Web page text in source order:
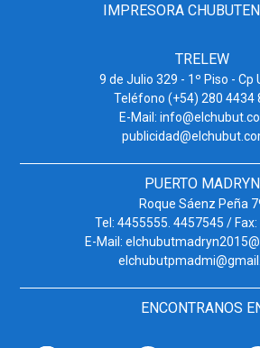
IMPRESORA
TRELEW
9 de Julio 329 - 1º Piso - Cp
Teléfono (+54) 280 4434
E-Mail:
PUERTO MADRYN
Roque Sáenz Peña
Tel: 4455555. 4457545 /
E-Mail:
ENCONTRANOS